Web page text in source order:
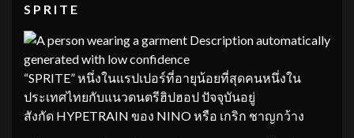
S P R I T E
“SPRITE” หนึ่งในแรปเปอร์ที่อายุน้อยที่สุดคนหนึ่งใน
ประเทศไทยกับแนวดนตรีฮิปฮอป ปัจจุบันอยู่
สังกัด HYPETRAIN ของ NINO หรือ เกริก ชาญกว้าง